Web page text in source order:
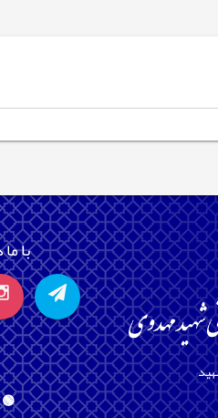
با
🟢